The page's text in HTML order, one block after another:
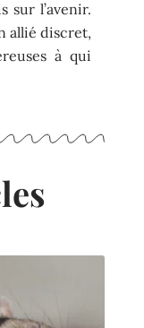
sur l’avenir.
allié discret,
à qui